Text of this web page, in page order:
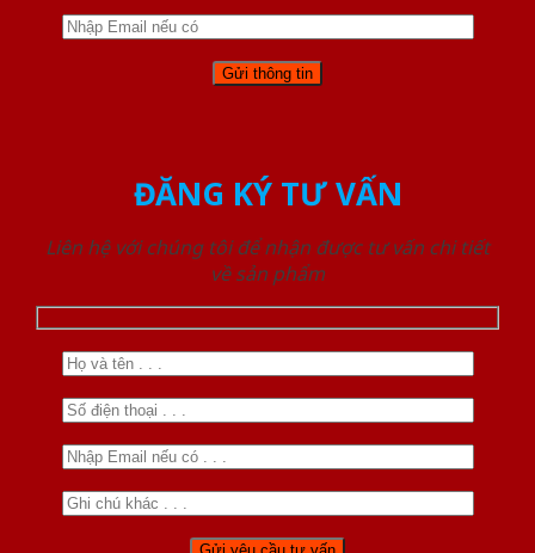
ĐĂNG KÝ TƯ VẤN
Liên hệ với chúng tôi để nhận được tư vấn chi tiết
về sản phẩm